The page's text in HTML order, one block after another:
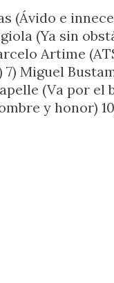
(Ávido e
(Ya sin
Artime
Miguel
(Va por el
y honor)